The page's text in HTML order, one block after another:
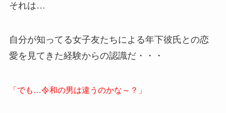
それは…
自分が知ってる女子友たちによる年下彼氏との恋
愛を見てきた経験からの認識だ・・・
「でも…令和の男は違うのかな～？」